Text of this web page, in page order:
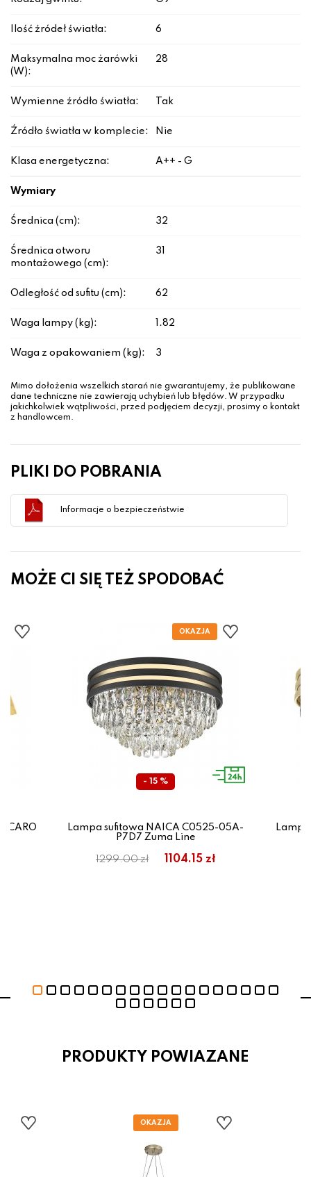
Ilość źródeł światła: 6
Maksymalna moc żarówki
(W):
28
Wymienne źródło światła: Tak
Źródło światła w komplecie: Nie
Klasa energetyczna: A++ - G
Wymiary
Średnica (cm): 32
Średnica otworu
montażowego (cm):
31
Odległość od sufitu (cm): 62
Waga lampy (kg): 1.82
Waga z opakowaniem (kg): 3
Mimo dołożenia wszelkich starań nie gwarantujemy, że publikowane
dane techniczne nie zawierają uchybień lub błędów. W przypadku
jakichkolwiek wątpliwości, przed podjęciem decyzji, prosimy o kontakt
z handlowcem.
PLIKI DO POBRANIA
Informacje o bezpieczeństwie
MOŻE CI SIĘ TEŻ SPODOBAĆ
- 15 %
Lampa sufitowa NAICA C0525-05A-
P7D7 Zuma Line
1299.00 zł 1104.15 zł
PRODUKTY POWIAZANE